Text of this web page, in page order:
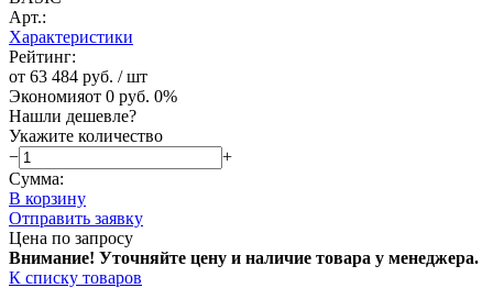
Арт.:
Характеристики
Рейтинг:
от 63 484 руб. / шт
Экономияот 0 руб. 0%
Нашли дешевле?
Укажите количество
−
+
Сумма:
В корзину
Отправить заявку
Цена по запросу
Внимание! Уточняйте цену и наличие товара у менеджера.
К списку товаров